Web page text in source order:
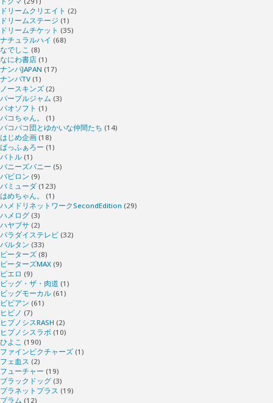
ドリームクリエイト (2)
ドリームステージ (1)
ドリームチケット (35)
ナチュラルハイ (68)
なでしこ (8)
なにわ書店 (1)
ナンパJAPAN (17)
ナンパTV (1)
ノースキンズ (2)
パープルジャム (3)
パオソフト (1)
パコちゃん。
(1)
パコパコ団とゆかいな仲間たち (14)
はじめ企画 (18)
ばっふぁろー (1)
バトル (1)
バニーズバニー (5)
バビロン (9)
バミューダ (123)
はめちゃん。
(1)
ハメドリネットワークSecondEdition (29)
ハメログ (3)
ハヤブサ (2)
パラダイステレビ (32)
バルタン (33)
ピーターズ (8)
ピーターズMAX (9)
ピエロ (9)
ビッグ・ザ・肉道 (1)
ビッグモーカル (61)
ビビアン (61)
ヒビノ (7)
ヒプノシスRASH (2)
ヒプノシスラボ (10)
ひよこ (190)
ファインピクチャーズ (1)
フェ血ス (2)
フューチャー (19)
ブラックドッグ (3)
プラネットプラス (19)
プラム (12)